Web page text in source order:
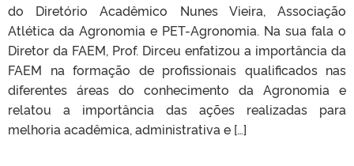
do Diretório Acadêmico Nunes Vieira, Associação
Atlética da Agronomia e PET-Agronomia. Na sua fala o
Diretor da FAEM, Prof. Dirceu enfatizou a importância da
FAEM na formação de profissionais qualificados nas
diferentes áreas do conhecimento da Agronomia e
relatou a importância das ações realizadas para
melhoria acadêmica, administrativa e […]